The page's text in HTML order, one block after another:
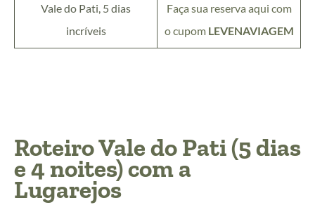
Vale do Pati, 5 dias
incríveis
Faça sua reserva aqui com
o cupom LEVENAVIAGEM
Roteiro Vale do Pati (5 dias
e 4 noites) com a
Lugarejos